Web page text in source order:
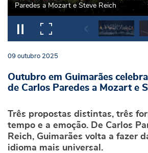
Paredes a Mozart e Steve Reich
09 outubro 2025
Outubro em Guimarães
de Carlos Paredes a Mozart e
Três propostas distintas, três
tempo e a emoção. De Carlos
Reich, Guimarães volta a fazer
idioma mais universal.